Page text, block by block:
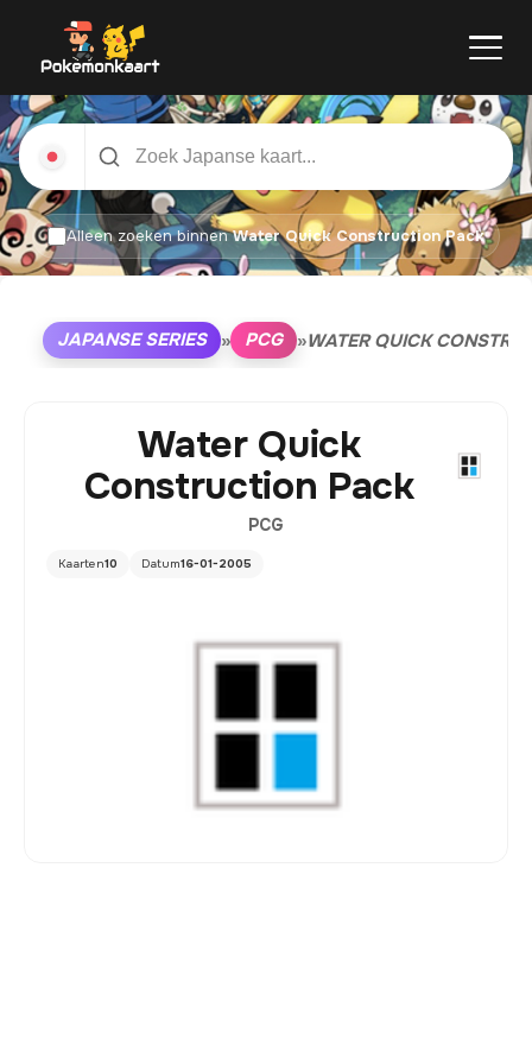
Alleen zoeken binnenWater Quick Construction Pack
JAPANSE SERIES » PCG »WATER QUICK
Water Quick
Construction Pack
PCG
Kaarten10 Datum16-01-2005